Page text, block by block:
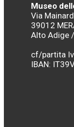
Museo
Via
39012
Alto Adige
cf/partita
IBAN: